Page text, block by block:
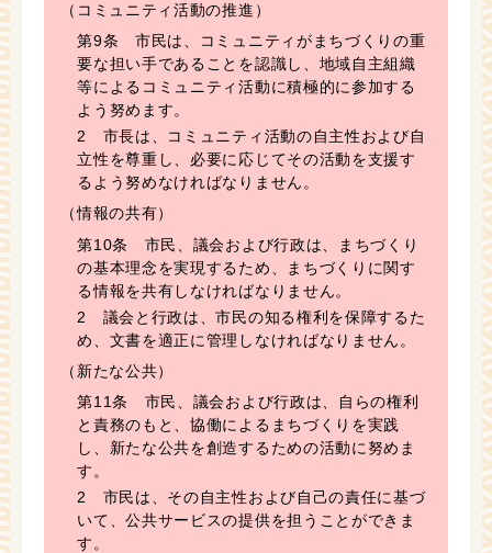
（コミュニティ活動の推進）
第9条 市民は、コミュニティがまちづくりの重
要な担い手であることを認識し、地域自主組織
等によるコミュニティ活動に積極的に参加する
よう努めます。
2 市長は、コミュニティ活動の自主性および自
立性を尊重し、必要に応じてその活動を支援す
るよう努めなければなりません。
（情報の共有）
第10条 市民、議会および行政は、まちづくり
の基本理念を実現するため、まちづくりに関す
る情報を共有しなければなりません。
2 議会と行政は、市民の知る権利を保障するた
め、文書を適正に管理しなければなりません。
（新たな公共）
第11条 市民、議会および行政は、自らの権利
と責務のもと、協働によるまちづくりを実践
し、新たな公共を創造するための活動に努めま
す。
2 市民は、その自主性および自己の責任に基づ
いて、公共サービスの提供を担うことができま
す。